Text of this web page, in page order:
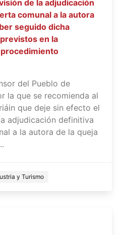
de la adjudicación
comunal a la autora
seguido dicha
en la
del Pueblo de
la que se recomienda al
que deje sin efecto el
adjudicación definitiva
a la autora de la queja
y Turismo